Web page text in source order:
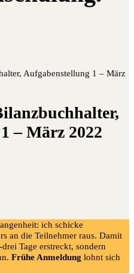
Aufgabenstellung 1 – März
– März 2022
ich schicke
an die Teilnehmer raus. Damit
Tage erstreckt, sondern
Frühe Anmeldung lohnt sich